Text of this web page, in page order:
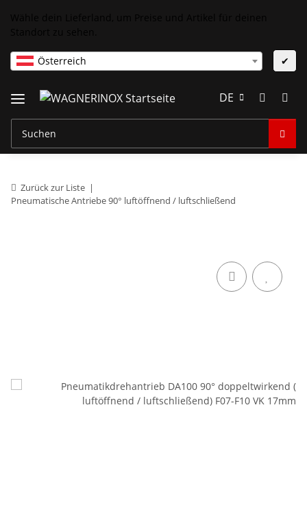
Österreich ✔
DE
Zurück zur Liste
Pneumatische Antriebe 90° luftöffnend / luftschließend